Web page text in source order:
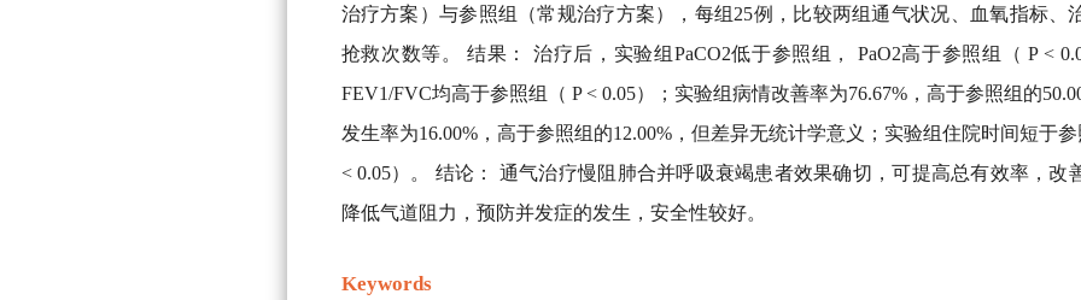
治疗方案）与参照组（常规治疗方案），每组25例，比较两组通气状况、血氧指标、
抢救次数等。 结果： 治疗后，实验组PaCO2低于参照组， PaO2高于参照组（ P <
FEV1/FVC均高于参照组（ P < 0.05）；实验组病情改善率为76.67%，高于参照组的
发生率为16.00%，高于参照组的12.00%，但差异无统计学意义；实验组住院时间短于
< 0.05）。 结论： 通气治疗慢阻肺合并呼吸衰竭患者效果确切，可提高总有效率，改
降低气道阻力，预防并发症的发生，安全性较好。
Keywords